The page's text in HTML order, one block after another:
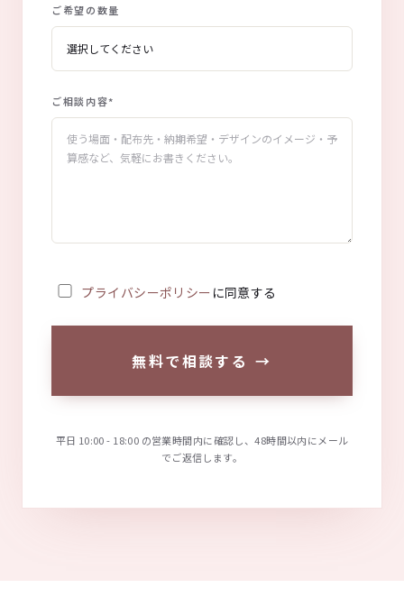
ご希望の数量
ご相談内容*
プライバシーポリシー に同意する
無料で相談する →
平日 10:00 - 18:00 の営業時間内に確認し、48時間以内にメール
でご返信します。